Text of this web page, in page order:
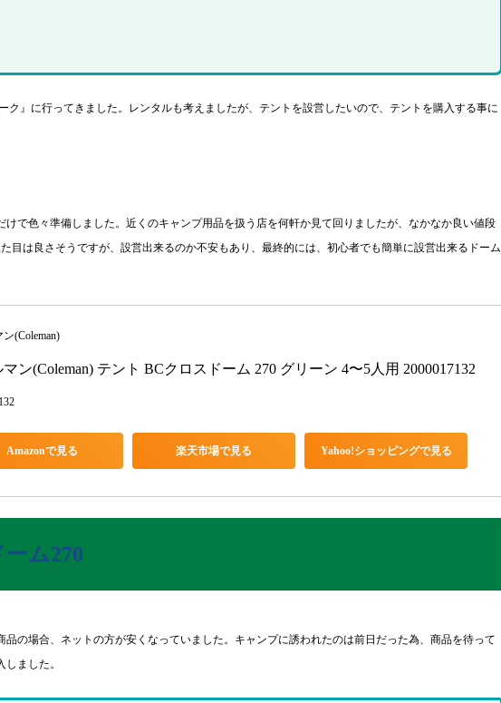
ク』に行ってきました。レンタルも考えましたが、テントを設営したいので、テントを購入する事に
で色々準備しました。近くのキャンプ用品を扱う店を何軒か見て回りましたが、なかなか良い値段
目は良さそうですが、設営出来るのか不安もあり、最終的には、初心者でも簡単に設営出来るドーム
(Coleman)
マン(Coleman) テント BCクロスドーム 270 グリーン 4〜5人用 2000017132
Amazonで見る 楽天市場で見る Yahoo!ショッピングで見る
ム270
の場合、ネットの方が安くなっていました。キャンプに誘われたのは前日だった為、商品を待って
ました。